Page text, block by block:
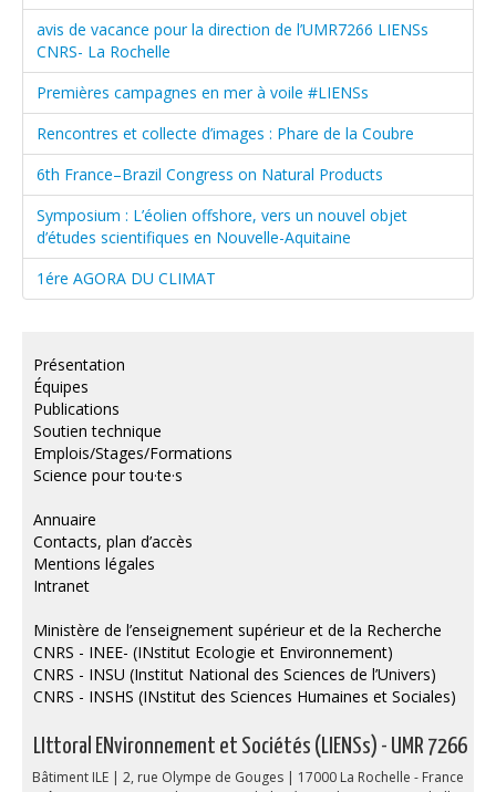
avis de vacance pour la direction de l’UMR7266 LIENSs
CNRS- La Rochelle
Premières campagnes en mer à voile #LIENSs
Rencontres et collecte d’images : Phare de la Coubre
6th France–Brazil Congress on Natural Products
Symposium : L’éolien offshore, vers un nouvel objet
d’études scientifiques en Nouvelle-Aquitaine
1ére AGORA DU CLIMAT
Présentation
Équipes
Publications
Soutien technique
Emplois/Stages/Formations
Science pour tou·te·s
Annuaire
Contacts, plan d’accès
Mentions légales
Intranet
Ministère de l’enseignement supérieur et de la Recherche
CNRS - INEE- (INstitut Ecologie et Environnement)
CNRS - INSU (Institut National des Sciences de l’Univers)
CNRS - INSHS (INstitut des Sciences Humaines et Sociales)
LIttoral ENvironnement et Sociétés (LIENSs) - UMR 7266
Bâtiment ILE | 2, rue Olympe de Gouges | 17000 La Rochelle - France